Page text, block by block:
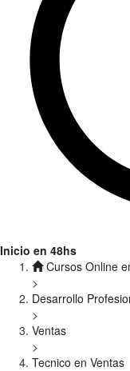
Inicio en 48hs
Cursos Online
>
Desarrollo
>
Ventas
>
Tecnico en Ventas